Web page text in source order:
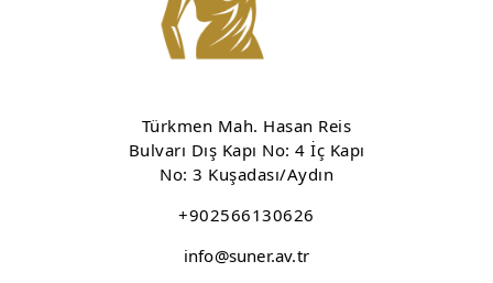
Türkmen Mah. Hasan Reis
Bulvarı Dış Kapı No: 4 İç Kapı
No: 3 Kuşadası/Aydın
+902566130626
info@suner.av.tr